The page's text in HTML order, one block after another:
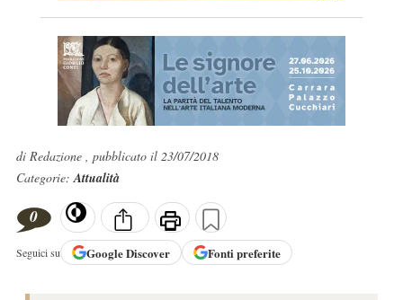
di Redazione , pubblicato il 23/07/2018
Categorie:Attualità
0
Seguici su GoogleDiscover Fonti preferite